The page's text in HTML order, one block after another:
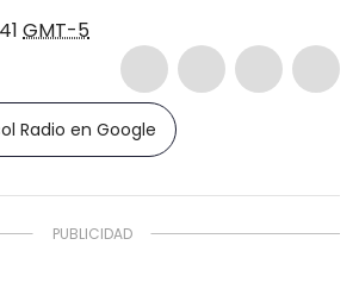
GMT-5
Radio en Google